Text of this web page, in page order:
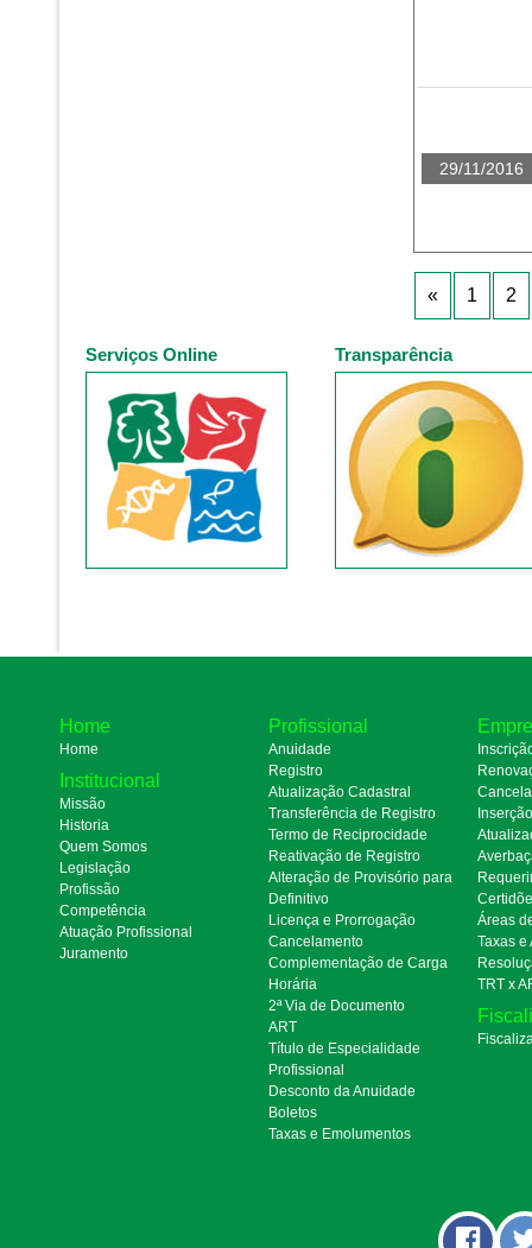
29/11/2016
« 1 2
Serviços Online Transparência
Home
Home
Institucional
Missão
Historia
Quem Somos
Legislação
Profissão
Competência
Atuação Profissional
Juramento
Profissional
Anuidade
Registro
Atualização Cadastral
Transferência de Registro
Termo de Reciprocidade
Reativação de Registro
Alteração de Provisório para
Definitivo
Licença e Prorrogação
Cancelamento
Complementação de Carga
Horária
2ª Via de Documento
ART
Título de Especialidade
Profissional
Desconto da Anuidade
Boletos
Taxas e Emolumentos
Áreas
Taxas e
TRT x